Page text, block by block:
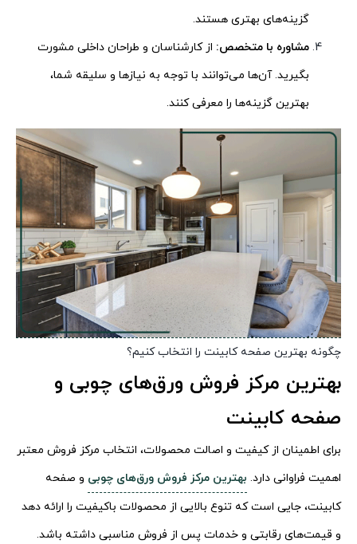
گزینه‌های بهتری هستند.
مشاوره با متخصص: از کارشناسان و طراحان داخلی مشورت
بگیرید. آن‌ها می‌توانند با توجه به نیازها و سلیقه شما،
بهترین گزینه‌ها را معرفی کنند.
چگونه بهترین صفحه کابینت را انتخاب کنیم؟
بهترین مرکز فروش ورق‌های چوبی و
صفحه کابینت
برای اطمینان از کیفیت و اصالت محصولات، انتخاب مرکز فروش معتبر
اهمیت فراوانی دارد. بهترین مرکز فروش ورق‌های چوبی و صفحه
کابینت، جایی است که تنوع بالایی از محصولات باکیفیت را ارائه دهد
و قیمت‌های رقابتی و خدمات پس از فروش مناسبی داشته باشد.